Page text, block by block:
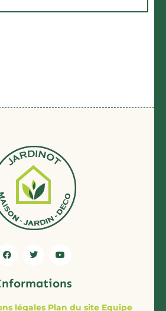
légales Plan du site Equipe